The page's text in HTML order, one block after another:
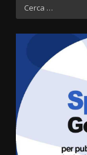
Ricerca
per: